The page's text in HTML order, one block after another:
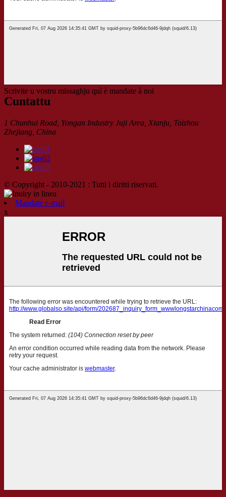
Scrivite u vostru missaghju quì è mandate à noi
Cuntattu
1 Chunhui Road, Yongan Industry Juji Area, Xianju, Taizhou
Zhejiang, China
© Copyright - 2010-2021 : Tutti i diritti riservati.
Mandate e-mail
x